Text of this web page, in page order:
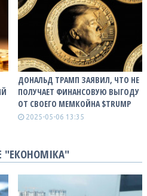
ДОНАЛЬД ТРАМП ЗАЯВИЛ, ЧТО НЕ
ПОЛУЧАЕТ ФИНАНСОВУЮ ВЫГОДУ
ОТ СВОЕГО МЕМКОЙНА $TRUMP
2025-05-06 13:35
"ЕКОНОМІКА"